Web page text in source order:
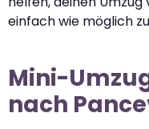
einfach wie möglich
Mini-
nach